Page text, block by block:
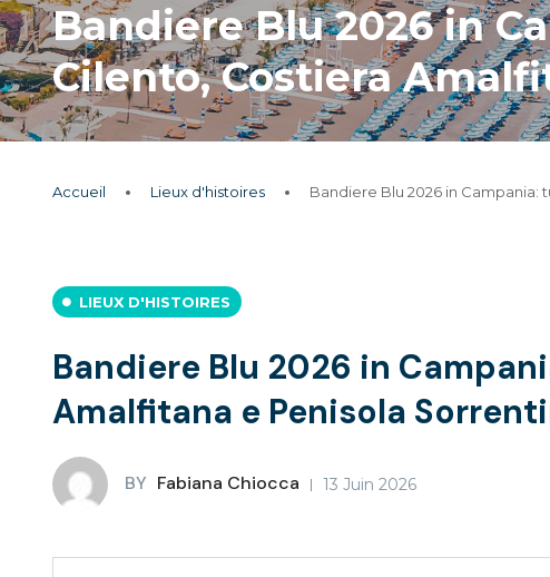
Bandiere Blu 2026 in
Cilento, Costiera
Accueil Lieux d'histoires Bandiere Blu 2026 in
LIEUX D'HISTOIRES
Bandiere Blu 2026 in
Amalfitana e Penisola
BY Fabiana Chiocca 13 Juin 2026